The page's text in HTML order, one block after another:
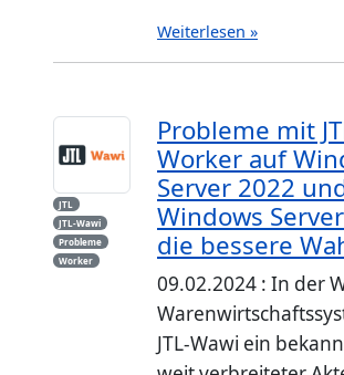
Weiterlesen »
JTL
JTL-Wawi
Probleme
Worker
Probleme mit
Worker auf
Server 2022
Windows
die bessere
09.02.2024 : In der
JTL-Wawi ein